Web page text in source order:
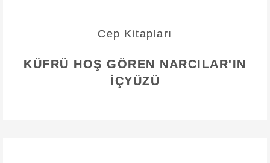
Cep Kitapları
KÜFRÜ HOŞ GÖREN NARCILAR'IN
İÇYÜZÜ